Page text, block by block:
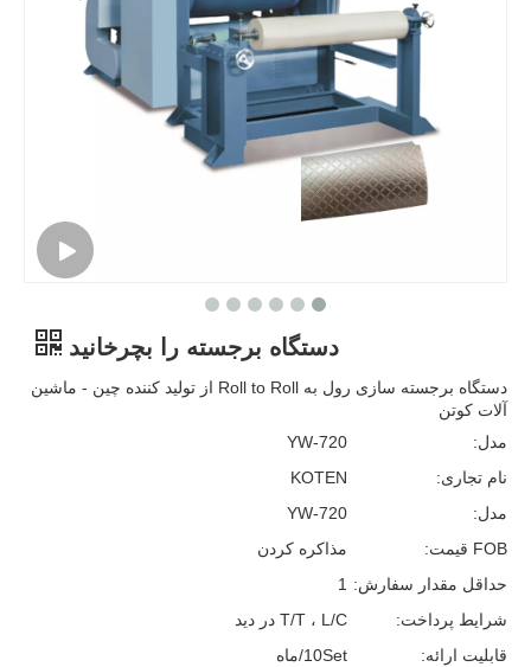
دستگاه برجسته را بچرخانید
دستگاه برجسته سازی رول به Roll to Roll از تولید کننده چین - ماشین
آلات کوتن
مدل:
YW-720
نام تجاری:
KOTEN
مدل:
YW-720
FOB قیمت:
مذاکره کردن
حداقل مقدار سفارش: 1
شرایط پرداخت:
T/T ، L/C در دید
قابلیت ارائه:
10Set/ماه